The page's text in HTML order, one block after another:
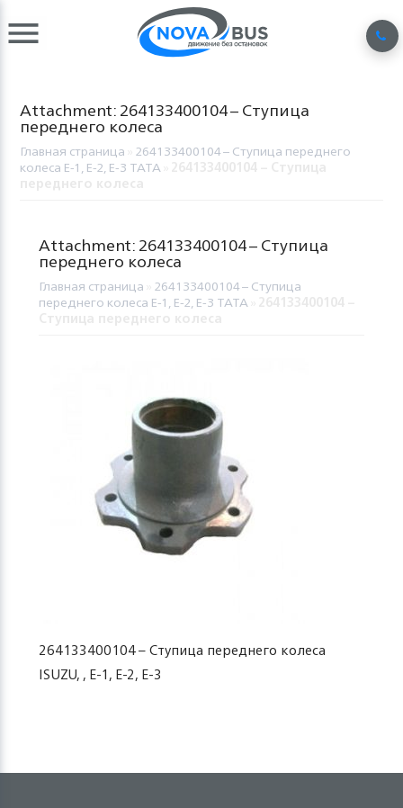
Attachment: 264133400104 – Ступица
переднего колеса
Главная страница 264133400104 – Ступица переднего
колеса Е-1, Е-2, Е-3 TATA
Attachment: 264133400104 – Ступица
переднего колеса
Главная страница 264133400104 – Ступица
переднего колеса Е-1, Е-2, Е-3 TATA»
264133400104 – Ступица переднего колеса
ISUZU, , Е-1, Е-2, Е-3